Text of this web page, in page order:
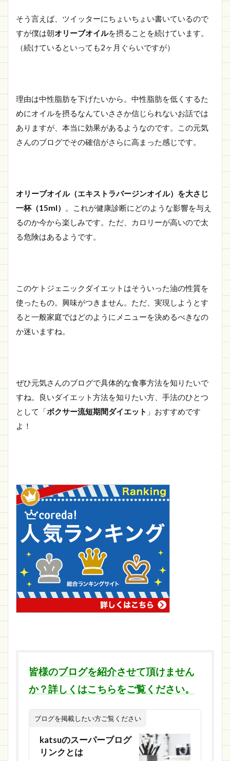
そう言えば、ツイッターにちょいちょい書いているので
すが僕は朝オリーブオイルを摂ることを続けています。
（続けているといっても2ヶ月ぐらいですが）
理由は中性脂肪を下げたいから。中性脂肪を低くするた
めにオイルを摂るなんていささか信じられないお話では
ありますが、本当に効果があるようなのです。この元気
さんのブログでその確信がさらに高まった感じです。
オリーブオイル（エキストラバージンオイル）を大さじ
一杯（15ml）
。これが健康診断にどのような影響を与え
るのか今から楽しみです。ただ、カロリーが高いので太
る危険はあるようです。
このケトジェニックダイエットはそういった油の性質を
使ったもの。興味がつきません。ただ、実現しようとす
ると一般家庭ではどのようにメニューを決めるべきなの
か迷いますね。
ぜひ元気さんのブログで具体的な食事方法を知りたいで
すね。良いダイエット方法を知りたい方、手法のひとつ
として「ボクサー流短期間ダイエット 」おすすめです
よ！
皆様のブログを紹介させて頂けません
か？詳しくはこちらをご覧ください。
ブログを掲載したい方ご覧ください
katsuのスーパーブログ
リンクとは